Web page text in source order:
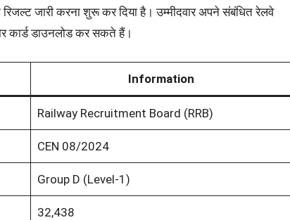
रिजल्ट जारी करना शुरू कर दिया है। उम्मीदवार अपने संबंधित रेलवे
कार्ड डाउनलोड कर सकते हैं।
Information
Railway Recruitment Board (RRB)
CEN 08/2024
Group D (Level-1)
32,438